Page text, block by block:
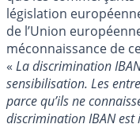
législation
de l’Union
méconnaissance de
« La discrimination
sensibilisation. Les
parce qu’ils ne
discrimination IBAN est